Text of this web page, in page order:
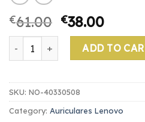
€61.00 €38.00
auriculares lenovo quantity
ADD TO
SKU: NO-40330508
Category: Auriculares Lenovo